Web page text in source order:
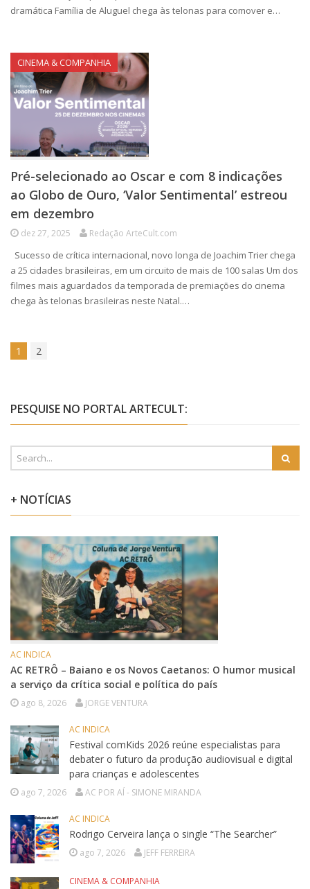
dramática Família de Aluguel chega às telonas para comover e…
CINEMA & COMPANHIA
Pré-selecionado ao Oscar e com 8 indicações
ao Globo de Ouro, ‘Valor Sentimental’ estreou
em dezembro
dez 27, 2025 Redação ArteCult.com
Sucesso de crítica internacional, novo longa de Joachim Trier chega
a 25 cidades brasileiras, em um circuito de mais de 100 salas Um dos
filmes mais aguardados da temporada de premiações do cinema
chega às telonas brasileiras neste Natal.…
1 2
PESQUISE NO PORTAL ARTECULT:
+ NOTÍCIAS
AC INDICA
AC RETRÔ – Baiano e os Novos Caetanos: O humor musical
a serviço da crítica social e política do país
ago 8, 2026 JORGE VENTURA
AC INDICA
Festival comKids 2026 reúne especialistas para
debater o futuro da produção audiovisual e digital
para crianças e adolescentes
ago 7, 2026 AC POR AÍ - SIMONE MIRANDA
AC INDICA
Rodrigo Cerveira lança o single “The Searcher”
ago 7, 2026 JEFF FERREIRA
CINEMA & COMPANHIA